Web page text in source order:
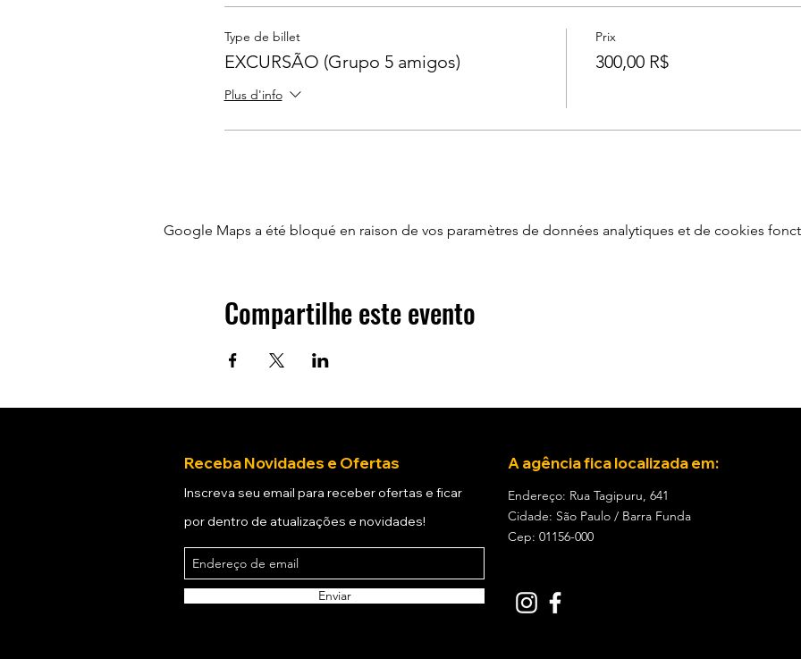
Type de billet
EXCURSÃO (Grupo 5 amigos)
Plus d'info
Prix
300,00 R$
Google Maps a été bloqué en raison de vos paramètres de données analytiques et de cookies
Compartilhe este evento
Receba Novidades e Ofertas
Inscreva seu email para receber ofertas e ficar
por dentro de atualizações e novidades!
Enviar
A agência fica localizada em:
Endereço: Rua Tagipuru, 641
Cidade: São Paulo / Barra Funda
Cep: 01156-000